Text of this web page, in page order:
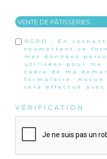
RGPD : En
soumettant ce
mes données
utilisées pour me
cadre de ma
formulaire.
sera effectué
VÉRIFICATION